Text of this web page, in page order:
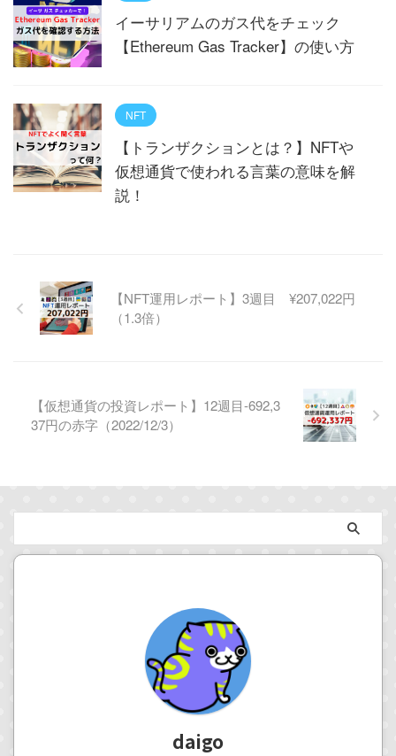
イーサリアムのガス代をチェック
【Ethereum Gas Tracker】の使い方
NFT
【トランザクションとは？】NFTや
仮想通貨で使われる言葉の意味を解
説！
【NFT運用レポート】3週目 ¥207,022円
（1.3倍）
【仮想通貨の投資レポート】12週目-692,3
37円の赤字（2022/12/3）
daigo